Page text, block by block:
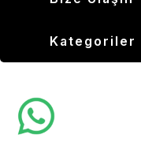
Kategoriler